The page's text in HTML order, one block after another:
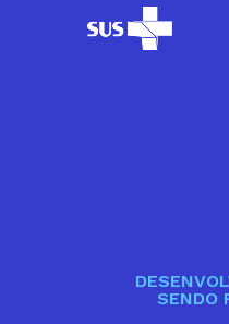
SENDO